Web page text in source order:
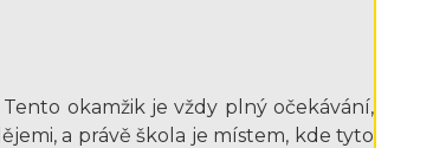
okamžik je vždy plný očekávání,
a právě škola je místem, kde tyto